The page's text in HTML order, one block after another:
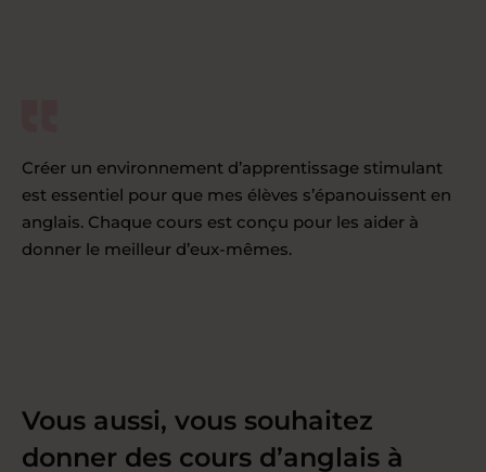
Créer un environnement d’apprentissage stimulant
est essentiel pour que mes élèves s’épanouissent en
anglais. Chaque cours est conçu pour les aider à
donner le meilleur d’eux-mêmes.
Vous aussi, vous souhaitez
donner des cours d’anglais à